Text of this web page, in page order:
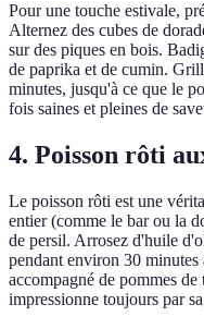
Pour une touche estivale,
Alternez des cubes de
sur des piques en bois.
de paprika et de cumin.
minutes, jusqu'à ce que le
fois saines et pleines de
4. Poisson rôti
Le poisson rôti est une
entier (comme le bar ou la
de persil. Arrosez d'huile
pendant environ 30 minutes
accompagné de pommes
impressionne toujours par